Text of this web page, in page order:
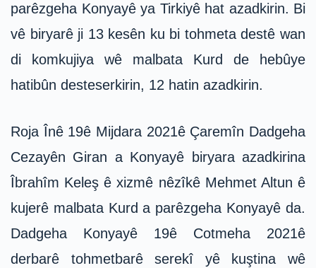
parêzgeha Konyayê ya Tirkiyê hat azadkirin. Bi
vê biryarê ji 13 kesên ku bi tohmeta destê wan
di komkujiya wê malbata Kurd de hebûye
hatibûn desteserkirin, 12 hatin azadkirin.
Roja Înê 19ê Mijdara 2021ê Çaremîn Dadgeha
Cezayên Giran a Konyayê biryara azadkirina
Îbrahîm Keleş ê xizmê nêzîkê Mehmet Altun ê
kujerê malbata Kurd a parêzgeha Konyayê da.
Dadgeha Konyayê 19ê Cotmeha 2021ê
derbarê tohmetbarê serekî yê kuştina wê